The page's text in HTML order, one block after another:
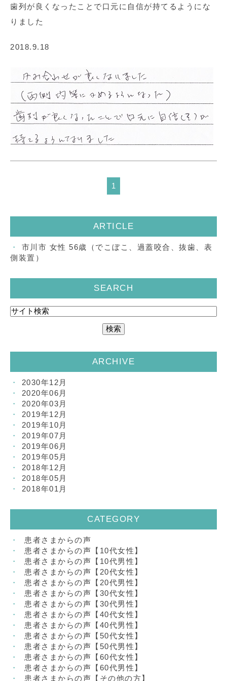
歯列が良くなったことで口元に自信が持てるようにな
りました
2018.9.18
1
ARTICLE
市川市 女性 56歳（でこぼこ、過蓋咬合、抜歯、表
側装置）
SEARCH
ARCHIVE
2030年12月
2020年06月
2020年03月
2019年12月
2019年10月
2019年07月
2019年06月
2019年05月
2018年12月
2018年05月
2018年01月
CATEGORY
患者さまからの声
患者さまからの声【10代女性】
患者さまからの声【10代男性】
患者さまからの声【20代女性】
患者さまからの声【20代男性】
患者さまからの声【30代女性】
患者さまからの声【30代男性】
患者さまからの声【40代女性】
患者さまからの声【40代男性】
患者さまからの声【50代女性】
患者さまからの声【50代男性】
患者さまからの声【60代女性】
患者さまからの声【60代男性】
患者さまからの声【その他の方】